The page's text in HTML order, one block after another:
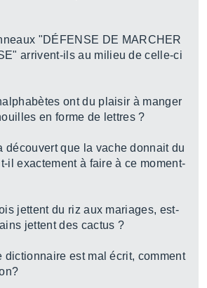
"DÉFENSE DE MARCHER
arrivent-ils au milieu de celle-ci
ont du plaisir à manger
en forme de lettres ?
découvert que la vache donnait du
il exactement à faire à ce moment-
jettent du riz aux mariages, est-
jettent des cactus ?
dictionnaire est mal écrit, comment